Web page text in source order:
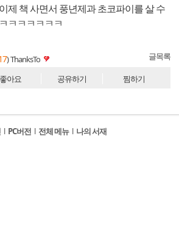
제 책 사면서 풍년제과 초코파이를 살 수
ㅋㅋㅋㅋㅋㅋ
)ThanksTo 글목록
좋아요 공유하기 찜하기
l PC버전 l 전체 메뉴 l 나의 서재